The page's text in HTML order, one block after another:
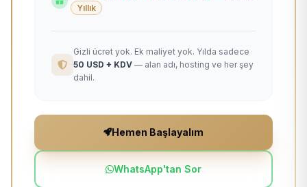
Yıllık
Gizli ücret yok. Ek maliyet yok. Yılda sadece
50 USD + KDV — alan adı, hosting ve her şey
dahil.
Hemen Başlayalım
WhatsApp'tan Sor